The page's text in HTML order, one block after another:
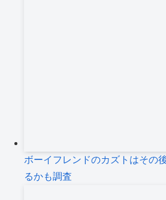
ボーイフレンドのカズトはその
るかも調査